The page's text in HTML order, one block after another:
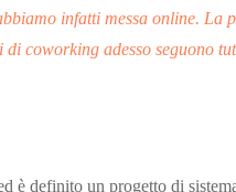
infatti messa online. La
coworking adesso seguono
è definito un progetto di